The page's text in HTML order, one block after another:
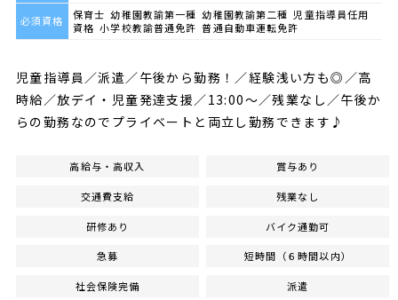
必須資格
保育士 幼稚園教諭第一種 幼稚園教諭第二種 児童指導員任用
資格 小学校教諭普通免許 普通自動車運転免許
児童指導員／派遣／午後から勤務！／経験浅い方も◎／高
時給／放デイ・児童発達支援／13:00～／残業なし／午後か
らの勤務なのでプライベートと両立し勤務できます♪
高給与・高収入 賞与あり
交通費支給 残業なし
研修あり バイク通勤可
急募 短時間（６時間以内）
社会保険完備 派遣